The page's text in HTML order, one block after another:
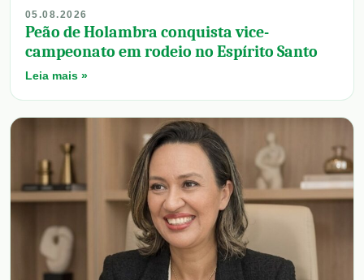
05.08.2026
Peão de Holambra conquista vice-
campeonato em rodeio no Espírito Santo
Leia mais »